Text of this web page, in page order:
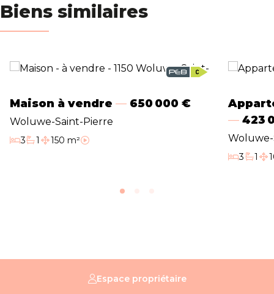
Biens similaires
Maison à vendre 650 000 €
Woluwe-Saint-Pierre
3
Chambres
1
Salle de bain
150 m²
Surface habitable
Vidéo
423
3
Chambres
1
Salle
Espace propriétaire